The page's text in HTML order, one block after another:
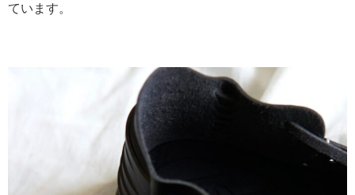
ています。